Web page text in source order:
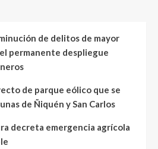
de delitos de mayor
permanente despliegue
de parque eólico que se
de Ñiquén y San Carlos
decreta emergencia agrícola